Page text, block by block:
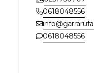
0618048556
0618048556